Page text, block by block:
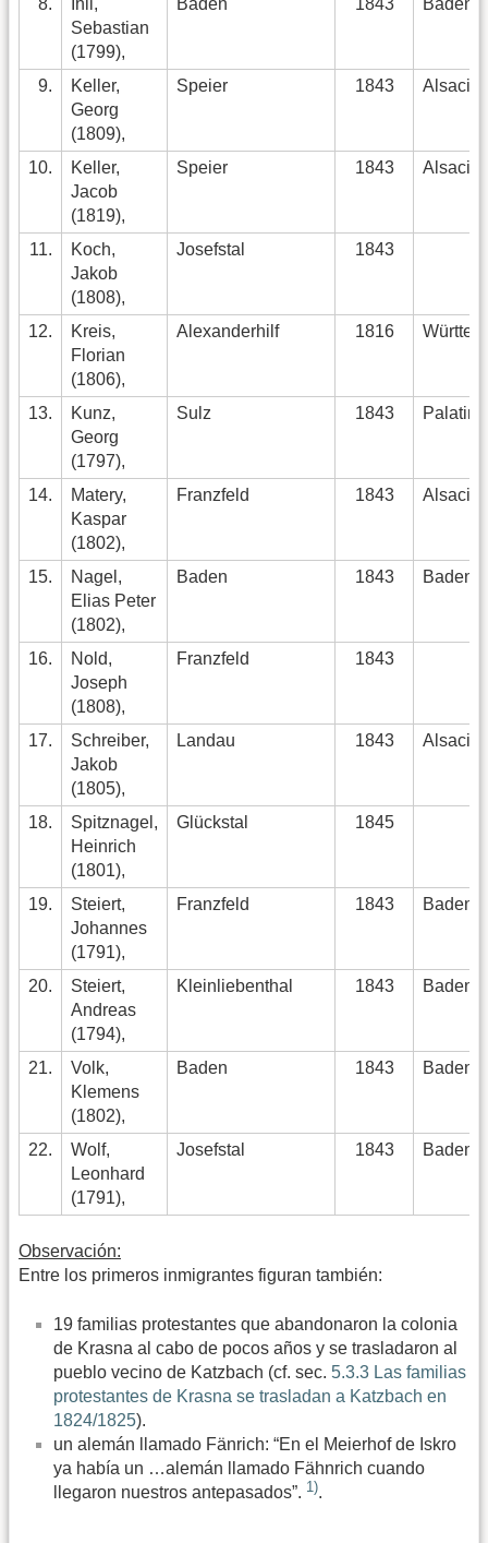
8.
Ihli,
Sebastian
(1799),
Baden 1843 Baden
9.
Keller,
Georg
(1809),
Speier 1843 Alsacia
10.
Keller,
Jacob
(1819),
Speier 1843 Alsacia
11.
Koch,
Jakob
(1808),
Josefstal 1843
12.
Kreis,
Florian
(1806),
Alexanderhilf 1816
13.
Kunz,
Georg
(1797),
Sulz 1843
14.
Matery,
Kaspar
(1802),
Franzfeld 1843 Alsacia
15.
Nagel,
Elias Peter
(1802),
Baden 1843 Baden
16.
Nold,
Joseph
(1808),
Franzfeld 1843
17.
Schreiber,
Jakob
(1805),
Landau 1843 Alsacia
18.
Spitznagel,
Heinrich
(1801),
Glückstal 1845
19.
Steiert,
Johannes
(1791),
Franzfeld 1843 Baden
20.
Steiert,
Andreas
(1794),
Kleinliebenthal 1843 Baden
21.
Volk,
Klemens
(1802),
Baden 1843 Baden
22.
Wolf,
Leonhard
(1791),
Josefstal 1843 Baden
Observación:
Entre los primeros inmigrantes figuran también:
19 familias protestantes que abandonaron la colonia
de Krasna al cabo de pocos años y se trasladaron al
pueblo vecino de Katzbach (cf. sec. 5.3.3 Las familias
protestantes de Krasna se trasladan a Katzbach en
1824/1825).
un alemán llamado Fänrich: “En el Meierhof de Iskro
ya había un …alemán llamado Fähnrich cuando
llegaron nuestros antepasados”. 1).